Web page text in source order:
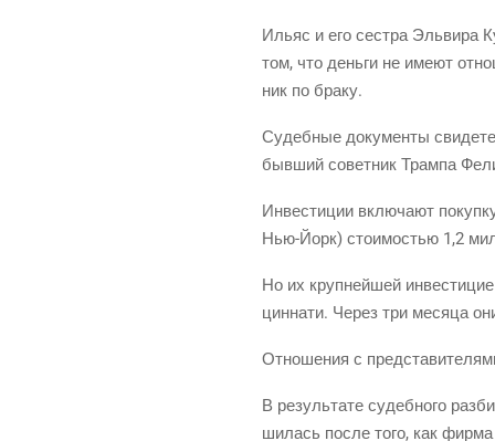
Ильяс и его сест­ра Эль­ви­ра
том, что день­ги не име­ют
ник по браку.
Судеб­ные доку­мен­ты
быв­ший совет­ник Трам­па
Инве­сти­ции вклю­ча­ют
Нью-Йорк) сто­и­мо­стью 1,2
Но их круп­ней­шей
цин­на­ти. Через три меся­ца
Отно­ше­ния с
В резуль­та­те судеб­но­го
ши­лась после того, как